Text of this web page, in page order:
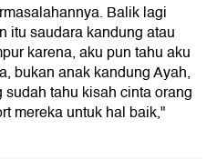
Balik lagi
itu saudara kandung atau
karena, aku pun tahu aku
bukan anak kandung Ayah,
tahu kisah cinta orang
mereka untuk hal baik,"